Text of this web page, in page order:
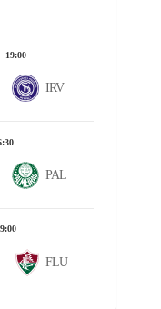
19:00
IRV
PAL
FLU